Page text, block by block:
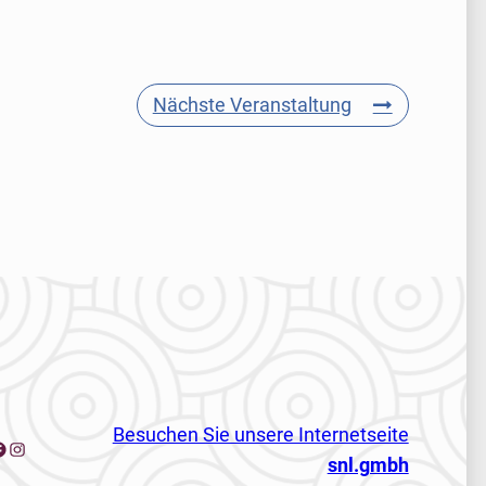
Nächste Veranstaltung
Instagram
Besuchen Sie unsere Internetseite
snl.gmbh